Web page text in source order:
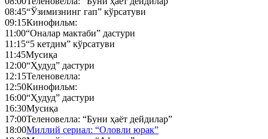
08:45“Ўзимизнинг гап” кўрсатуви
09:15Кинофильм:
11:00“Оналар мактаби” дастури
11:15“5 кетдим” кўрсатуви
11:45Мусиқа
12:00“Ҳудуд” дастури
12:15Теленовелла:
12:50Кинофильм:
16:00“Ҳудуд” дастури
16:30Мусиқа
17:00Теленовелла: “Буни ҳаёт дейдилар”
18:00Миллий сериал: “Оловли юрак”